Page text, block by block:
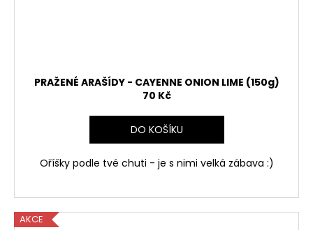
PRAŽENÉ ARAŠÍDY - CAYENNE ONION LIME (150g)
70 Kč
DO KOŠÍKU
Oříšky podle tvé chuti - je s nimi velká zábava :)
AKCE